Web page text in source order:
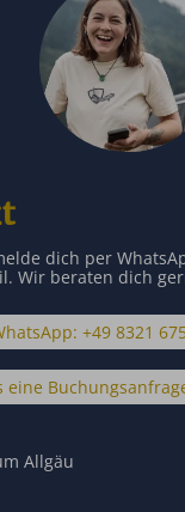
dich per
Wir beraten dich
+49 8321
eine
Allgäu